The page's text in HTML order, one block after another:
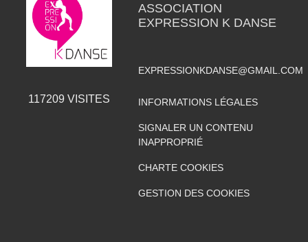
117209 VISITES
ASSOCIATION
EXPRESSION K DANSE
EXPRESSIONKDANSE@GMAIL.COM
INFORMATIONS LÉGALES
SIGNALER UN CONTENU
INAPPROPRIÉ
CHARTE COOKIES
GESTION DES COOKIES